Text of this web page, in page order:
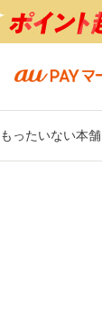
もったいない本舗